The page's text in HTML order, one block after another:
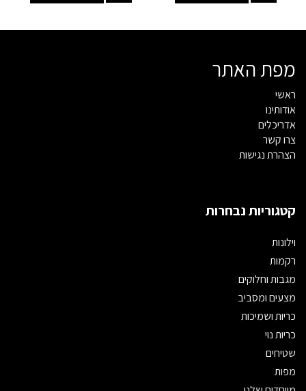
מפת האתר
ראשי
אודותינו
אדריכלים
צרו קשר
הצהרת נגישות
קטגוריות נבחרות
וילונות
רקמות
מגבות וחלוקים
מצעים ומסביב
כריות ושמיכות
כריות נוי
שטיחים
מפות